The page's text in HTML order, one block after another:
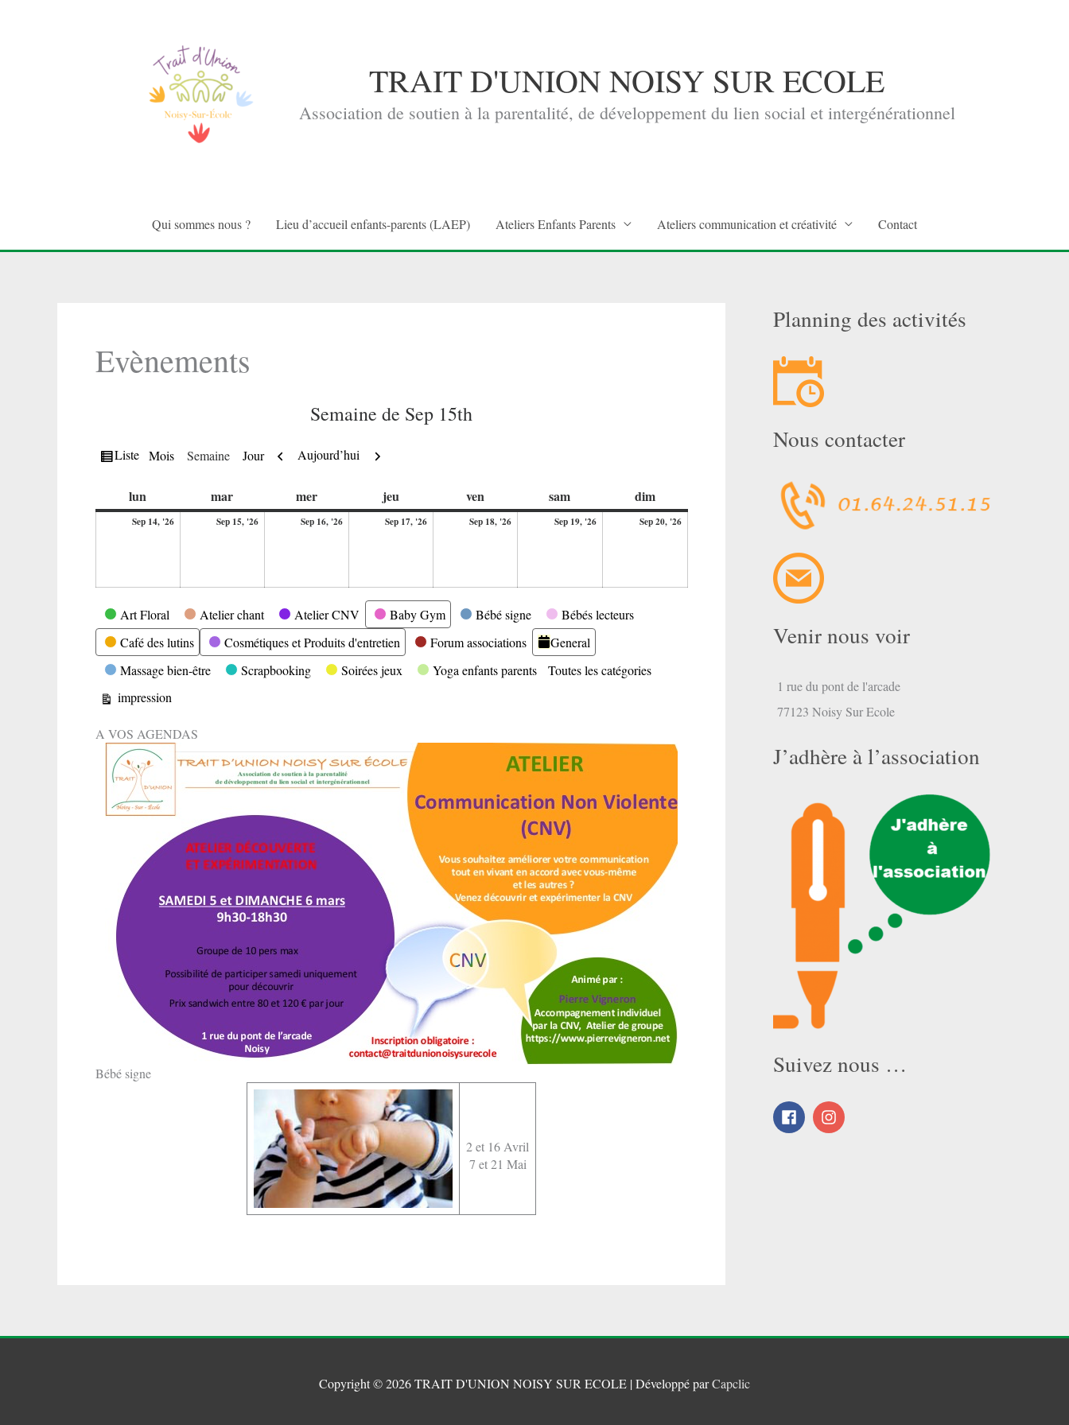
TRAIT D'UNION NOISY SUR ECOLE
Association de soutien à la parentalité, de développement du lien social et intergénérationnel
Qui sommes nous ? Lieu d’accueil enfants-parents (LAEP) Ateliers Enfants Parents Ateliers communication et créativité Contact
Evènements
Semaine de Sep 15th
Vue
Liste Mois Semaine Jour Précédent
Aujourd’hui Suivant
lun marmardi mermercredi jeujeudi venvendredi samsamedi dimdimanche
Sep 14, '2614
Sep 15, '2615
Sep 16, '2616
Sep 17, '2617
Sep 18, '2618
Sep 19, '2619
Sep 20, '2620
Catégories
Art Floral Atelier chant Atelier CNV Baby Gym Bébé signe
Bébés lecteurs
Café des lutins
Cosmétiques et Produits d'entretien Forum associations
General
Massage bien-être
Scrapbooking Soirées jeux Yoga enfants parents
Toutes les catégories
Vue
impression
A VOS AGENDAS
Bébé signe
2 et 16 Avril
7 et 21 Mai
Planning des activités
Nous contacter
Venir nous voir
1 rue du pont de l'arcade
77123 Noisy Sur Ecole
J’adhère à l’association
Suivez nous …
Copyright © 2026TRAIT D'UNION NOISY SUR ECOLE | Développé parCapclic